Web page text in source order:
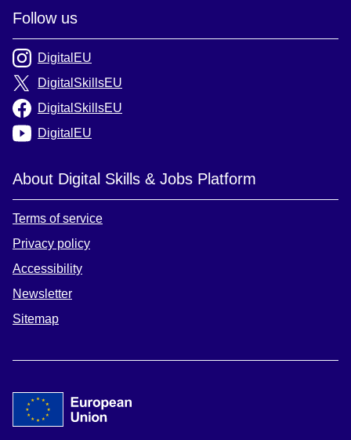
Follow us
DigitalEU
DigitalSkillsEU
DigitalSkillsEU
DigitalEU
About Digital Skills & Jobs Platform
Terms of service
Privacy policy
Accessibility
Newsletter
Sitemap